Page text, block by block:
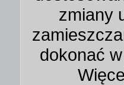
zmiany
dokonać